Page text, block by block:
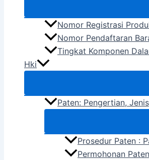
Nomor Registrasi
Nomor Pendaftaran
Tingkat Komponen
Hki
Paten: Pengertian,
Prosedur Paten :
Permohonan